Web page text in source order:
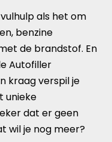
als het om
benzine
de brandstof. En
Autofiller
kraag verspil je
unieke
dat er geen
wil je nog meer?